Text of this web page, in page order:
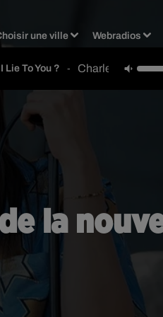
une ville Webradios
Lie To You ? - Charles & Eddie
la